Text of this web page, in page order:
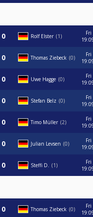
Rolf Elster 1
Fri
Thomas Ziebeck 0
Fri
Uwe Hagge 0
Fri
Stefan Belz 0
Fri
Timo Müller 2
Fri
Julian Levsen 0
Fri
Steffi D. 1
Fri
Thomas Ziebeck 0
Fri